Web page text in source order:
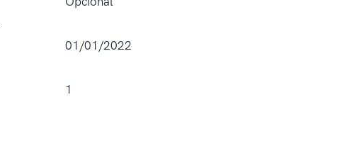
01/01/2022
1